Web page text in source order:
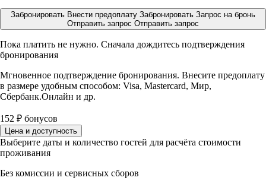
Забронировать Внести предоплату Забронировать Запрос на бронь
Отправить запрос Отправить запрос
Пока платить не нужно. Сначала дождитесь подтверждения
бронирования
Мгновенное подтверждение бронирования. Внесите предоплату
в размере удобным способом: Visa, Mastercard, Мир,
Сбербанк.Онлайн и др.
152 ₽ бонусов
Цена и доступность
Выберите даты и количество гостей для расчёта стоимости
проживания
Без комиссии и сервисных сборов